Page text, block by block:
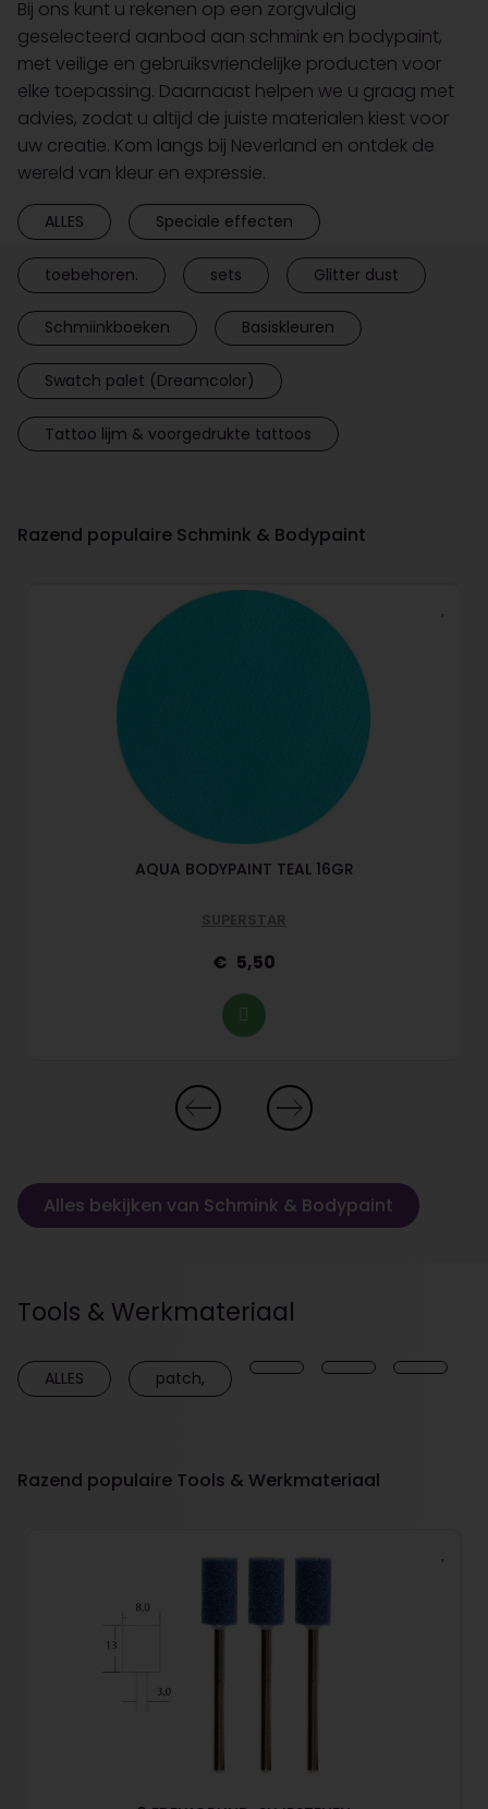
Bij ons kunt u rekenen op een zorgvuldig
geselecteerd aanbod aan schmink en bodypaint,
met veilige en gebruiksvriendelijke producten voor
elke toepassing. Daarnaast helpen we u graag met
advies, zodat u altijd de juiste materialen kiest voor
uw creatie. Kom langs bij Neverland en ontdek de
wereld van kleur en expressie.
ALLES Speciale effecten
toebehoren. sets Glitter dust
Schmiinkboeken Basiskleuren
Swatch palet (Dreamcolor)
Tattoo lijm & voorgedrukte tattoos
Razend populaire Schmink & Bodypaint
AQUA BODYPAINT TEAL 16GR
SUPERSTAR
5,50
Alles bekijken van Schmink & Bodypaint
Tools & Werkmateriaal
ALLES patch,
Razend populaire Tools & Werkmateriaal